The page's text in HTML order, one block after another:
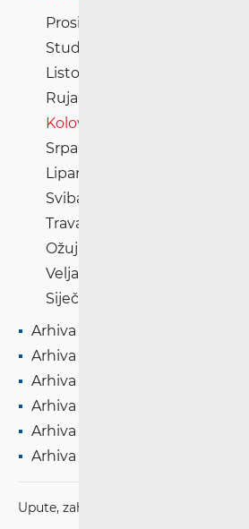
Prosinac '23
Studeni '23
Listopad '23
Rujan '23
Kolovoz '23
Srpanj '23
Lipanj '23
Svibanj '23
Travanj '23
Ožujak '23
Veljača '23
Siječanj '23
Arhiva '22
Arhiva '21
Arhiva '20
Arhiva '19
Arhiva '18
Arhiva '17
Upute, zahtjevi i obrasci